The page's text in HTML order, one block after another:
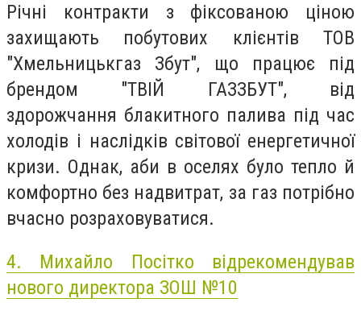
Річні контракти з фіксованою ціною
захищають побутових клієнтів ТОВ
"Хмельницькгаз Збут", що працює під
брендом "ТВІЙ ГАЗЗБУТ", від
здорожчання блакитного палива під час
холодів і наслідків світової енергетичної
кризи. Однак, аби в оселях було тепло й
комфортно без надвитрат, за газ потрібно
вчасно розраховуватися.
4. Михайло Посітко відрекомендував
нового директора ЗОШ №10